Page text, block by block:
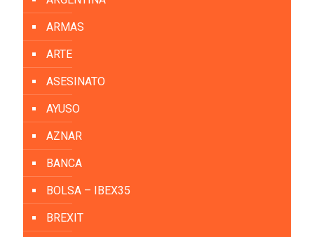
ARMAS
ARTE
ASESINATO
AYUSO
AZNAR
BANCA
BOLSA – IBEX35
BREXIT